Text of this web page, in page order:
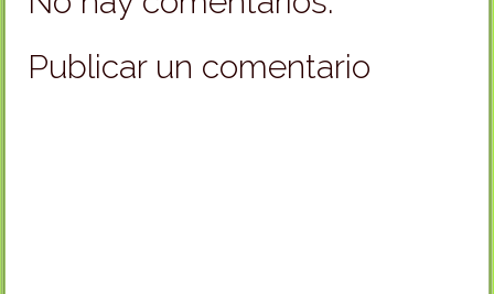
Publicar un comentario